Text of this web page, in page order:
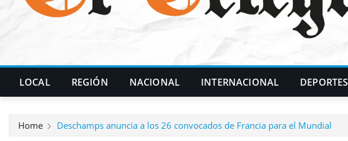
LOCAL REGIÓN NACIONAL INTERNACIONAL DEPORTES
Home Deschamps anuncia a los 26 convocados de Francia para el Mundial